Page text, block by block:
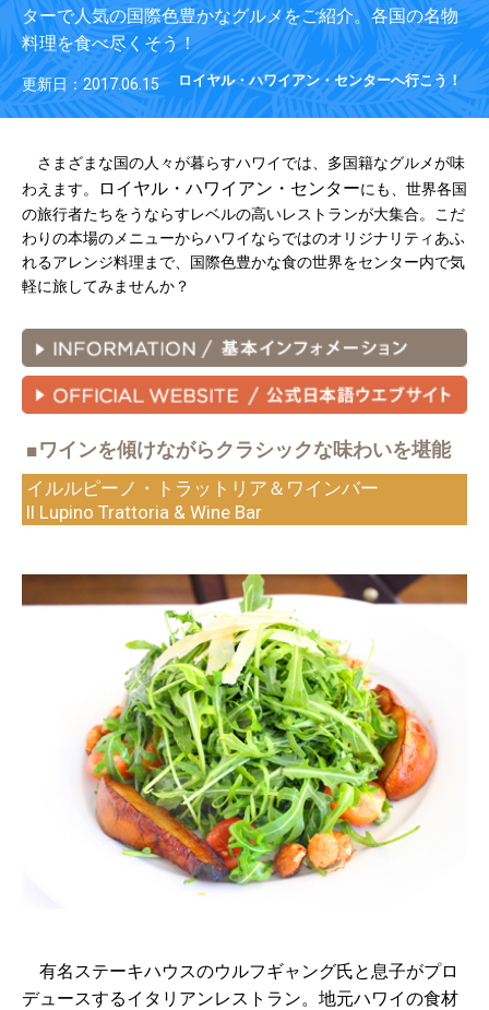
ターで人気の国際色豊かなグルメをご紹介。各国の名物
料理を食べ尽くそう！
更新日：2017.06.15 ロイヤル・ハワイアン・センターへ行こう！
さまざまな国の人々が暮らすハワイでは、多国籍なグルメが味
わえます。
ロイヤル・ハワイアン・センターにも、世界各国
の旅行者たちをうならすレベルの高いレストランが大集合。こだ
わりの本場のメニューからハワイならではのオリジナリティあふ
れるアレンジ料理まで、国際色豊かな食の世界をセンター内で気
軽に旅してみませんか？
■ワインを傾けながらクラシックな味わいを堪能
イルルピーノ・トラットリア＆ワインバー
Il Lupino Trattoria & Wine Bar
有名ステーキハウスのウルフギャング氏と息子がプロ
デュースするイタリアンレストラン。地元ハワイの食材